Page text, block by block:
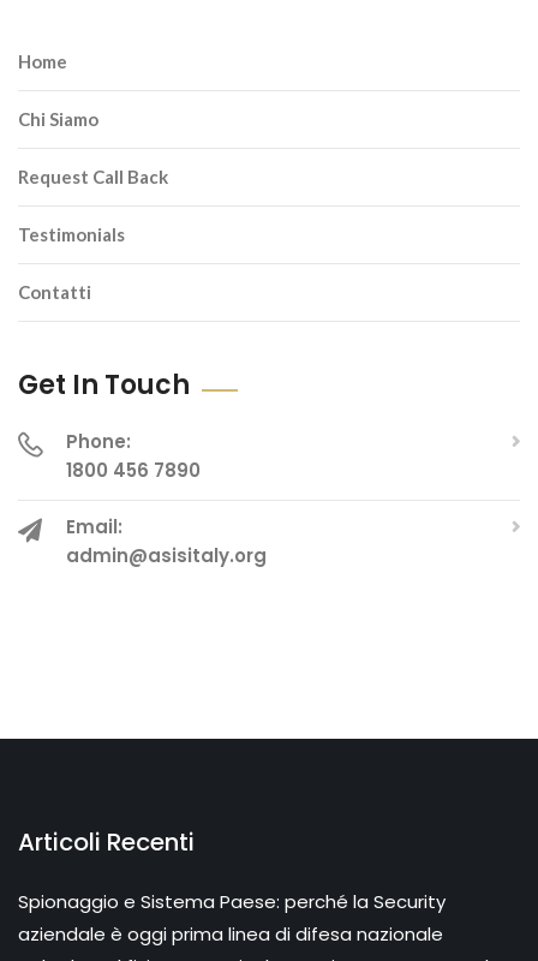
Home
Chi Siamo
Request Call Back
Testimonials
Contatti
Get In Touch
Phone:
1800 456 7890
Email:
admin@asisitaly.org
Articoli Recenti
Spionaggio e Sistema Paese: perché la Security
aziendale è oggi prima linea di difesa nazionale